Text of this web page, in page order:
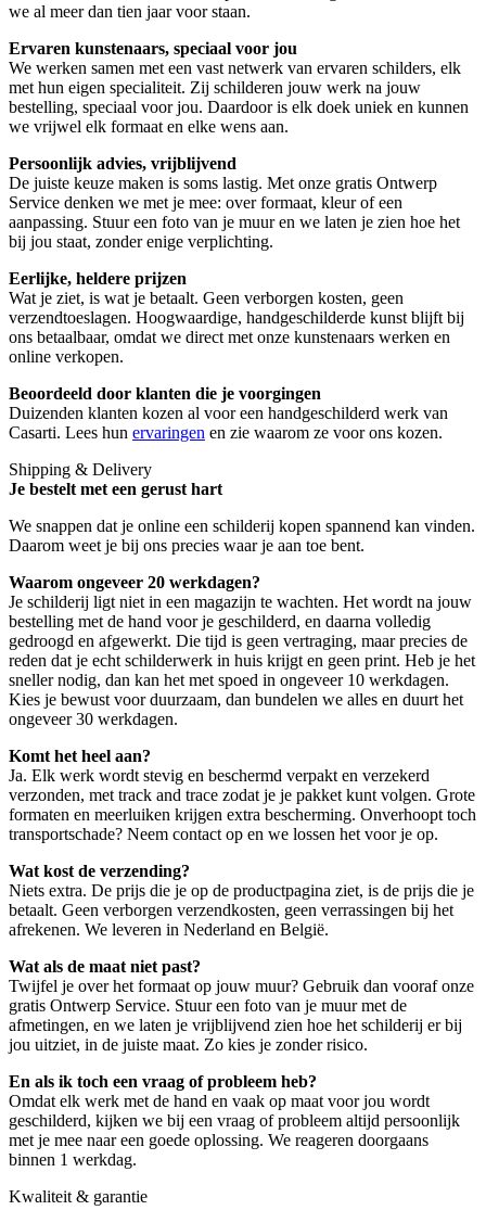
we al meer dan tien jaar voor staan.
Ervaren kunstenaars, speciaal voor jou
We werken samen met een vast netwerk van ervaren schilders, elk
met hun eigen specialiteit. Zij schilderen jouw werk na jouw
bestelling, speciaal voor jou. Daardoor is elk doek uniek en kunnen
we vrijwel elk formaat en elke wens aan.
Persoonlijk advies, vrijblijvend
De juiste keuze maken is soms lastig. Met onze gratis Ontwerp
Service denken we met je mee: over formaat, kleur of een
aanpassing. Stuur een foto van je muur en we laten je zien hoe het
bij jou staat, zonder enige verplichting.
Eerlijke, heldere prijzen
Wat je ziet, is wat je betaalt. Geen verborgen kosten, geen
verzendtoeslagen. Hoogwaardige, handgeschilderde kunst blijft bij
ons betaalbaar, omdat we direct met onze kunstenaars werken en
online verkopen.
Beoordeeld door klanten die je voorgingen
Duizenden klanten kozen al voor een handgeschilderd werk van
Casarti. Lees hun ervaringen en zie waarom ze voor ons kozen.
Shipping & Delivery
Je bestelt met een gerust hart
We snappen dat je online een schilderij kopen spannend kan vinden.
Daarom weet je bij ons precies waar je aan toe bent.
Waarom ongeveer 20 werkdagen?
Je schilderij ligt niet in een magazijn te wachten. Het wordt na jouw
bestelling met de hand voor je geschilderd, en daarna volledig
gedroogd en afgewerkt. Die tijd is geen vertraging, maar precies de
reden dat je echt schilderwerk in huis krijgt en geen print. Heb je het
sneller nodig, dan kan het met spoed in ongeveer 10 werkdagen.
Kies je bewust voor duurzaam, dan bundelen we alles en duurt het
ongeveer 30 werkdagen.
Komt het heel aan?
Ja. Elk werk wordt stevig en beschermd verpakt en verzekerd
verzonden, met track and trace zodat je je pakket kunt volgen. Grote
formaten en meerluiken krijgen extra bescherming. Onverhoopt toch
transportschade? Neem contact op en we lossen het voor je op.
Wat kost de verzending?
Niets extra. De prijs die je op de productpagina ziet, is de prijs die je
betaalt. Geen verborgen verzendkosten, geen verrassingen bij het
afrekenen. We leveren in Nederland en België.
Wat als de maat niet past?
Twijfel je over het formaat op jouw muur? Gebruik dan vooraf onze
gratis Ontwerp Service. Stuur een foto van je muur met de
afmetingen, en we laten je vrijblijvend zien hoe het schilderij er bij
jou uitziet, in de juiste maat. Zo kies je zonder risico.
En als ik toch een vraag of probleem heb?
Omdat elk werk met de hand en vaak op maat voor jou wordt
geschilderd, kijken we bij een vraag of probleem altijd persoonlijk
met je mee naar een goede oplossing. We reageren doorgaans
binnen 1 werkdag.
Kwaliteit & garantie